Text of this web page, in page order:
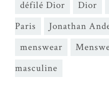
défilé Dior Dior
Paris
Jonathan
menswear
masculine